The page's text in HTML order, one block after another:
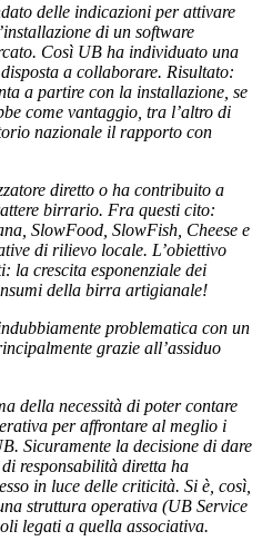
delle indicazioni per attivare
di un software
Così UB ha individuato una
a collaborare. Risultato:
a partire con la installazione, se
come vantaggio, tra l’altro di
nazionale il rapporto con
diretto o ha contribuito a
birrario. Fra questi cito:
SlowFood, SlowFish, Cheese e
di rilievo locale. L’obiettivo
la crescita esponenziale dei
della birra artigianale!
problematica con un
grazie all’assiduo
della necessità di poter contare
per affrontare al meglio i
Sicuramente la decisione di dare
responsabilità diretta ha
in luce delle criticità. Si è, così,
struttura operativa (UB Service
legati a quella associativa.